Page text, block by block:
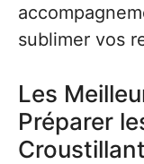
sublimer vos
Les
Préparer